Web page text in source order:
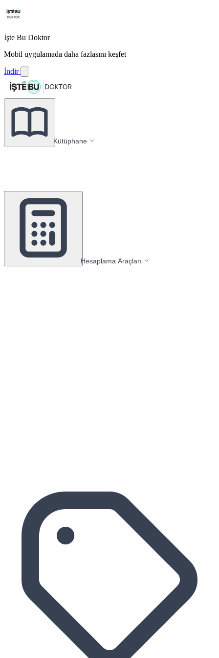
İşte Bu Doktor
Mobil uygulamada daha fazlasını keşfet
İndir
Kütüphane
Hesaplama Araçları